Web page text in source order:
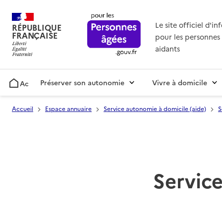
RÉPUBLIQUE
FRANÇAISE
Le site officiel
pour les personnes
aidants
AccueilPréserver son autonomie Vivre à domicile
Accueil Espace annuaire Service autonomie à domicile (aide)